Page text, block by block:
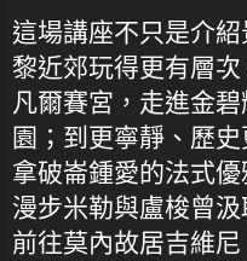
這場講座不只是介
黎近郊玩得更有層
凡爾賽宮，走進金
園；到更寧靜、歷
拿破崙鍾愛的法式
漫步米勒與盧梭曾
前往莫內故居吉維